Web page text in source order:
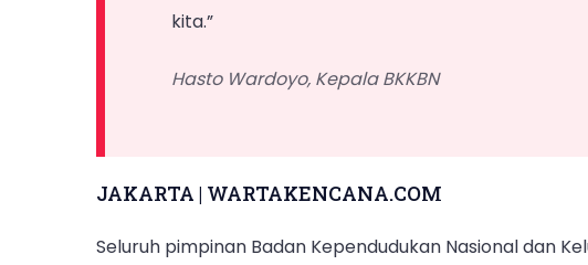
kita.”
Hasto Wardoyo, Kepala BKKBN
JAKARTA | WARTAKENCANA.COM
Seluruh pimpinan Badan Kependudukan Nasional dan